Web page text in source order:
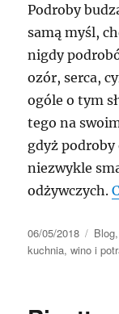
Podroby
samą myśl,
nigdy
ozór, serca,
ogóle o tym
tego na
gdyż
niezwykle
odżywczych.
Data
publikacji
06/05/2018 Blog,
kuchnia,wino i